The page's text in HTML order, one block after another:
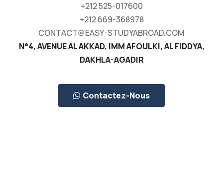
+212 525-017600
+212 669-368978
CONTACT@EASY-STUDYABROAD.COM
N°4, AVENUE AL AKKAD, IMM AFOULKI, AL FIDDYA,
DAKHLA-AGADIR
Contactez-Nous